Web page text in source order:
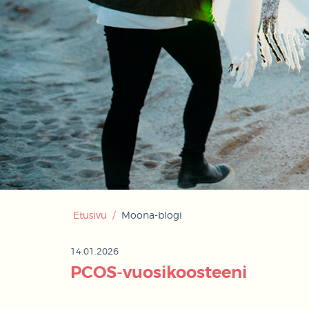
Etusivu / Moona-blogi
14.01.2026
PCOS-vuosikoosteeni